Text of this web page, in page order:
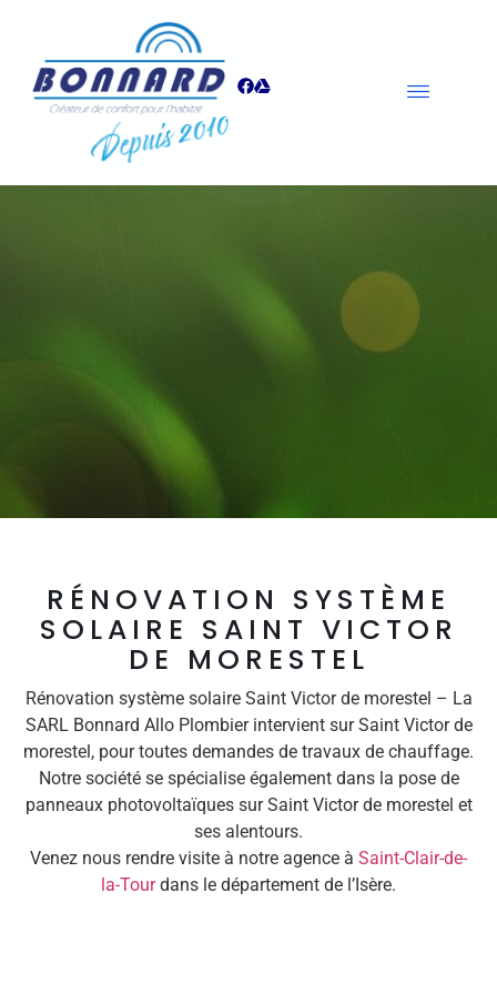
RÉNOVATION SYSTÈME
SOLAIRE SAINT VICTOR
DE MORESTEL
Rénovation système solaire Saint Victor de morestel – La
SARL Bonnard Allo Plombier intervient sur Saint Victor de
morestel, pour toutes demandes de travaux de chauffage.
Notre société se spécialise également dans la pose de
panneaux photovoltaïques sur Saint Victor de morestel et
ses alentours.
Venez nous rendre visite à notre agence à Saint-Clair-de-
la-Tourdans le département de l’Isère.